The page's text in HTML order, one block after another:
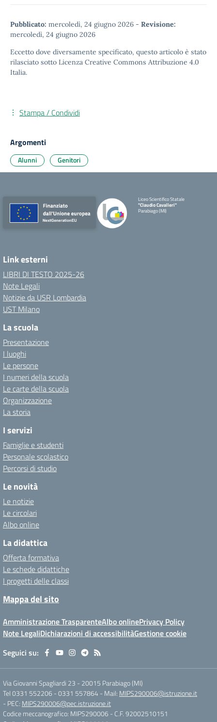
Pubblicato: mercoledì, 24 giugno 2026 - Revisione:
mercoledì, 24 giugno 2026
Eccetto dove diversamente specificato, questo articolo è stato
rilasciato sotto Licenza Creative Commons Attribuzione 4.0
Italia.
Stampa / Condividi
Argomenti
Alunni Genitori
Liceo Scientifico Statale
"Claudio Cavalleri"
Parabiago (MI)
Link esterni
LIBRI DI TESTO 2025-26
Note Legali
Notizie da USR Lombardia
UST Milano
La scuola
Presentazione
I luoghi
Le persone
I numeri della scuola
Le carte della scuola
Organizzazione
La storia
I servizi
Famiglie e studenti
Personale scolastico
Percorsi di studio
Le novità
Le notizie
Le circolari
Albo online
La didattica
Offerta formativa
Le schede didattiche
I progetti delle classi
Mappa del sito
Amministrazione TrasparenteAlbo onlinePrivacy Policy
Note LegaliDichiarazioni di accessibilitàGestione cookie
Seguici su:
Via Giovanni Spagliardi 23 - 20015 Parabiago (MI)
Tel 0331 552206 - 0331 557864- Mail: MIPS290006@istruzione.it
- PEC: MIPS290006@pec.istruzione.it
Codice meccanografico: MIPS290006 - C.F. 92002510151